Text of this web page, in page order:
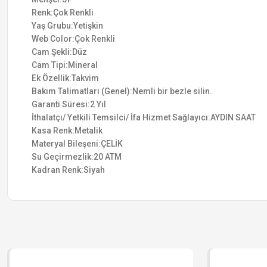
Renk:Çok Renkli
Yaş Grubu:Yetişkin
Web Color:Çok Renkli
Cam Şekli:Düz
Cam Tipi:Mineral
Ek Özellik:Takvim
Bakım Talimatları (Genel):Nemli bir bezle silin.
Garanti Süresi:2 Yıl
İthalatçı/ Yetkili Temsilci/ İfa Hizmet Sağlayıcı:AYDIN SAAT
Kasa Renk:Metalik
Materyal Bileşeni:ÇELİK
Su Geçirmezlik:20 ATM
Kadran Renk:Siyah